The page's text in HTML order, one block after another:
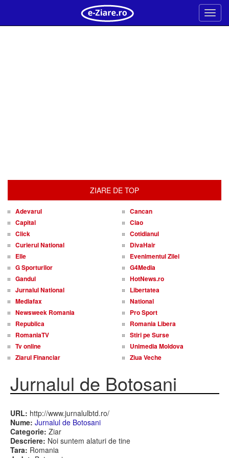
Meniu
ZIARE DE TOP
Adevarul
Cancan
Capital
Ciao
Click
Cotidianul
Curierul National
DivaHair
Elle
Evenimentul Zilei
G Sporturilor
G4Media
Gandul
HotNews.ro
Jurnalul National
Libertatea
Mediafax
National
Newsweek Romania
Pro Sport
Republica
Romania Libera
RomaniaTV
Stiri pe Surse
Tv online
Unimedia Moldova
Ziarul Financiar
Ziua Veche
Jurnalul de Botosani
URL: http://www.jurnalulbtd.ro/
Nume: Jurnalul de Botosani
Categorie: Ziar
Descriere: Noi suntem alaturi de tine
Tara: Romania